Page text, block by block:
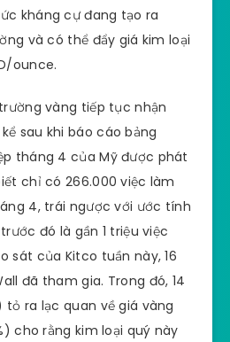
kháng cự đang tạo ra
và có thể đẩy giá kim loại
ounce.
vàng tiếp tục nhận
sau khi báo cáo bảng
tháng 4 của Mỹ được phát
chỉ có 266.000 việc làm
4, trái ngược với ước tính
đó là gần 1 triệu việc
sát của Kitco tuần này, 16
đã tham gia. Trong đó, 14
ra lạc quan về giá vàng
cho rằng kim loại quý này